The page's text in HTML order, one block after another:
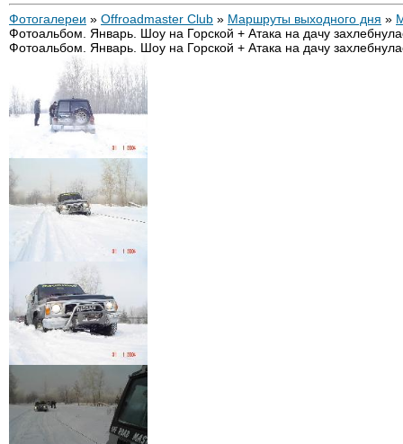
Фотогалереи » Offroadmaster Club » Маршруты выходного дня »
Фотоальбом. Январь. Шоу на Горской + Атака на дачу
Фотоальбом. Январь. Шоу на Горской + Атака на дачу